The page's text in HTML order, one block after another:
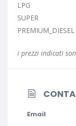
LPG
SUPER
PREMIUM_DIESEL
i prezzi indicati
Email